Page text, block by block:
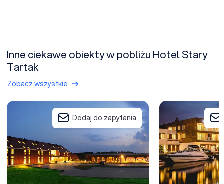
Inne ciekawe obiekty w pobliżu Hotel Stary
Tartak
Zobacz wszystkie
Mazurskie Centrum Aktywnego Wypoczynku Gerczak
Dodaj do zapytania
Hotel Port 110